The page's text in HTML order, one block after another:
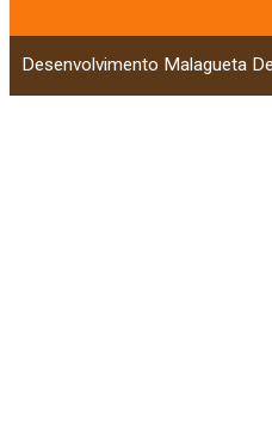
Desenvolvimento Malagueta